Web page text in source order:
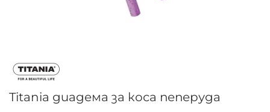
на
със
Titania диадема за коса пеперуда